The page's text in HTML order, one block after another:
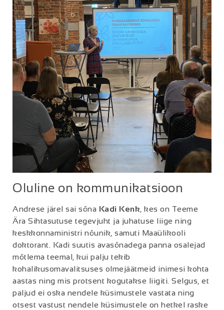
Oluline on kommunikatsioon
Andrese järel sai sõna Kadi Kenk , kes on Teeme
Ära Sihtasutuse tegevjuht ja juhatuse liige ning
keskkonnaministri nõunik, samuti Maaülikooli
doktorant. Kadi suutis avasõnadega panna osalejad
mõtlema teemal, kui palju tekib
kohalikusomavalitsuses olmejäätmeid inimesi kohta
aastas ning mis protsent kogutakse liigiti. Selgus, et
paljud ei oska nendele küsimustele vastata ning
otsest vastust nendele küsimustele on hetkel raske